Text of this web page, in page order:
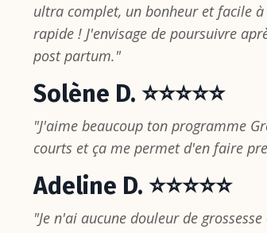
ultra complet, un bonheur et facile
rapide ! J'envisage de poursuivre
post partum."
Solène D. ⭐⭐⭐⭐⭐
"J'aime beaucoup ton programme
courts et ça me permet d'en faire
Adeline D. ⭐⭐⭐⭐⭐
"Je n'ai aucune douleur de